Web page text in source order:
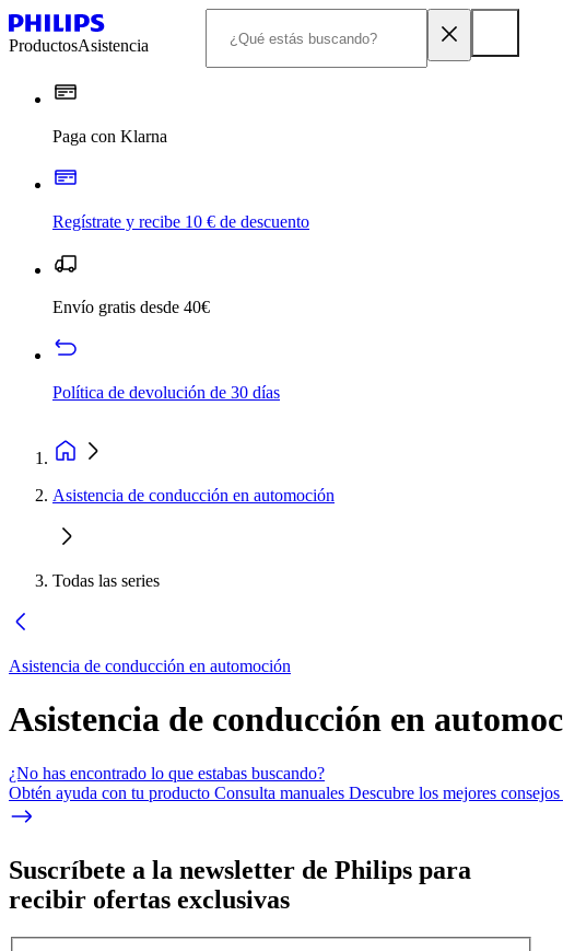
ProductosAsistencia
Paga con Klarna
Regístrate y recibe 10 € de descuento
Envío gratis desde 40€
Política de devolución de 30 días
Asistencia de conducción en automoción
Todas las series
Asistencia de conducción en automoción
Asistencia de conducción en
¿No has encontrado lo que estabas buscando?
Obtén ayuda con tu producto Consulta manuales Descubre los mejores
Suscríbete a la newsletter de Philips para
recibir ofertas exclusivas